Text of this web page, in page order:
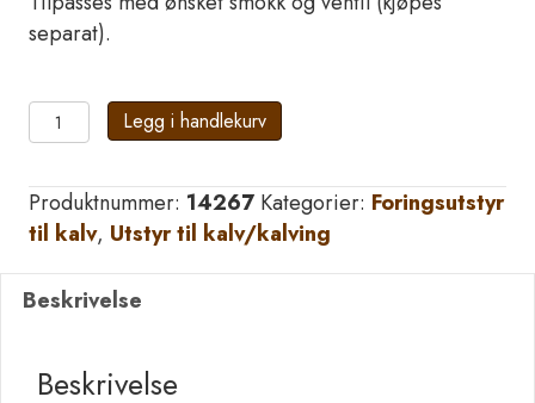
separat).
Kalvebar
bøtte
transparent
m/måleenhet
l.
antall
Legg i handlekurv
Produktnummer: 14267 Kategorier: Foringsutstyr
til kalv, Utstyr til kalv/kalving
Beskrivelse
Beskrivelse